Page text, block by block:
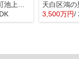
尾張旭市晴丘町池上全２棟【仲介手数料無料 本地原小 旭中】
天白区鴻
3,500万円/